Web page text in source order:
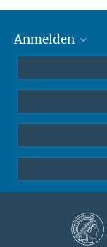
Anmelden
Intranet